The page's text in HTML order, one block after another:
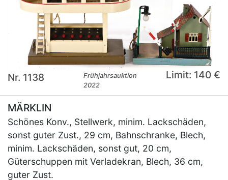
Nr. 1138
Frühjahrsauktion
2022
Limit: 140 €
MÄRKLIN
Schönes Konv., Stellwerk, minim. Lackschäden,
sonst guter Zust., 29 cm, Bahnschranke, Blech,
minim. Lackschäden, sonst gut, 20 cm,
Güterschuppen mit Verladekran, Blech, 36 cm,
guter Zust.